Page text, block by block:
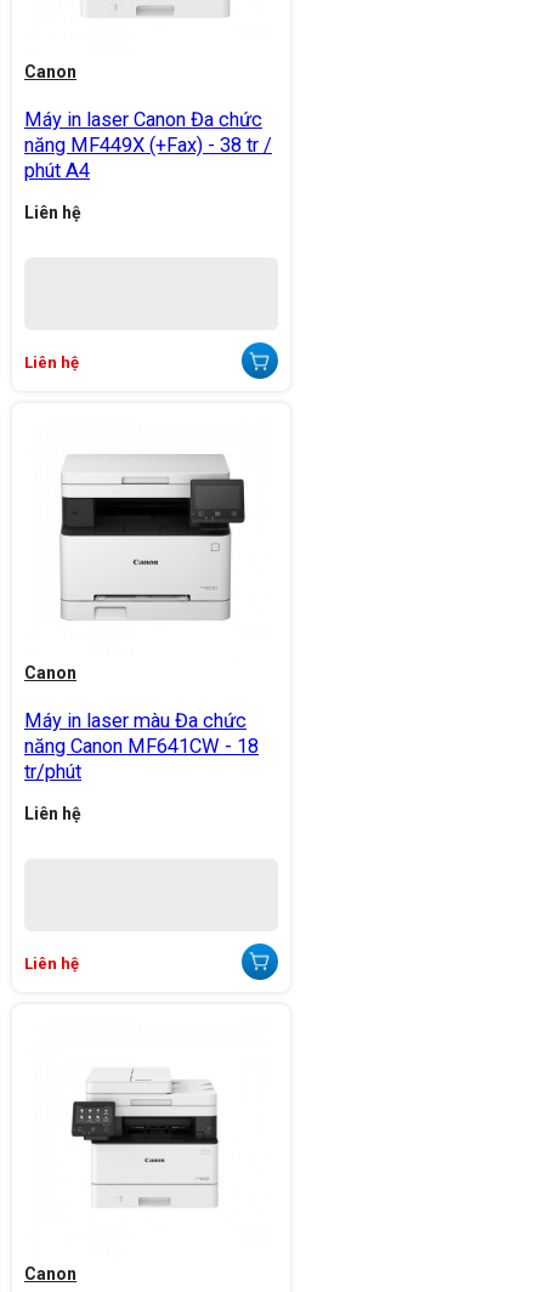
Canon
Máy in laser Canon Đa chức
năng MF449X (+Fax) - 38 tr /
phút A4
Liên hệ
Liên hệ
Canon
Máy in laser màu Đa chức
năng Canon MF641CW - 18
tr/phút
Liên hệ
Liên hệ
Canon